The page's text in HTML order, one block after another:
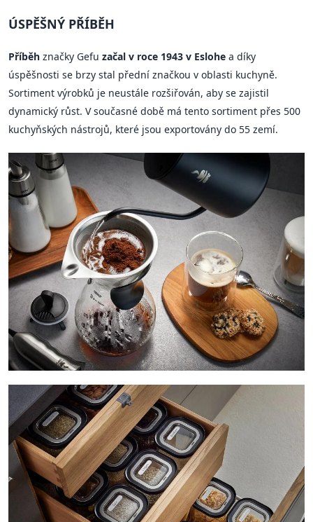
ÚSPĚŠNÝ PŘÍBĚH
Příběh značky Gefu začal v roce 1943 v Eslohe a díky
úspěšnosti se brzy stal přední značkou v oblasti kuchyně.
Sortiment výrobků je neustále rozšiřován, aby se zajistil
dynamický růst. V současné době má tento sortiment přes 500
kuchyňských nástrojů, které jsou exportovány do 55 zemí.